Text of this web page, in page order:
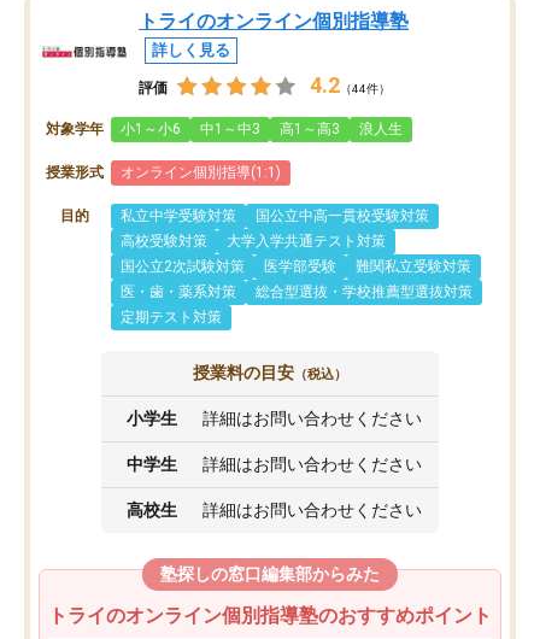
トライのオンライン個別指導塾
詳しく見る
評価 4.2 （44件）
対象学年 小1～小6 中1～中3 高1～高3 浪人生
授業形式 オンライン個別指導(1:1)
目的 私立中学受験対策
国公立中高一貫校受験対策
高校受験対策
大学入学共通テスト対策
国公立2次試験対策
医学部受験
難関私立受験対策
医・歯・薬系対策
総合型選抜・学校推薦型選抜対策
定期テスト対策
授業料の目安 （税込）
小学生 詳細はお問い合わせください
中学生 詳細はお問い合わせください
高校生 詳細はお問い合わせください
塾探しの窓口編集部からみた
トライのオンライン個別指導塾のおすすめポイント